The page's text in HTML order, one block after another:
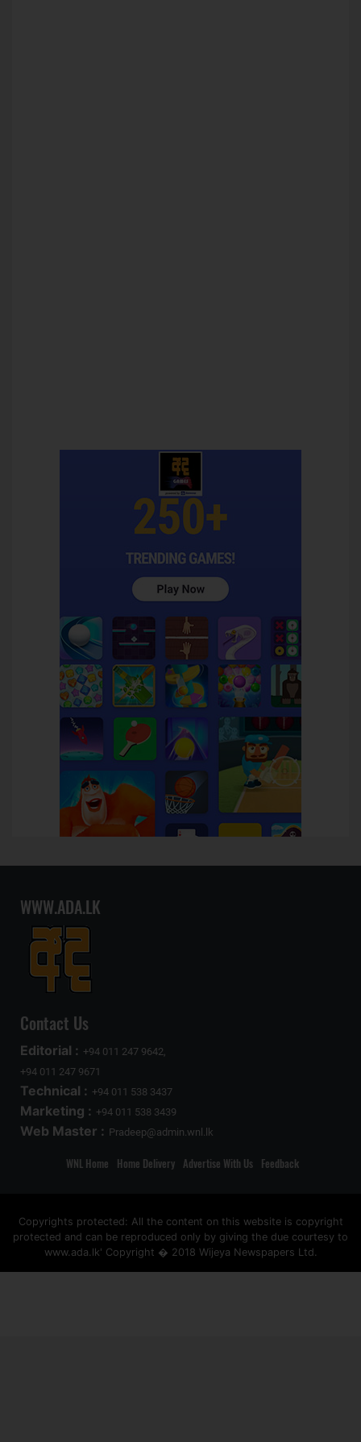
WWW.ADA.LK
Contact Us
Editorial : +94 011 247 9642,
+94 011 247 9671
Technical : +94 011 538 3437
Marketing : +94 011 538 3439
Web Master : Pradeep@admin.wnl.lk
WNL Home Home Delivery Advertise With Us Feedback
Copyrights protected: All the content on this website is copyright
protected and can be reproduced only by giving the due courtesy to
www.ada.lk' Copyright � 2018 Wijeya Newspapers Ltd.